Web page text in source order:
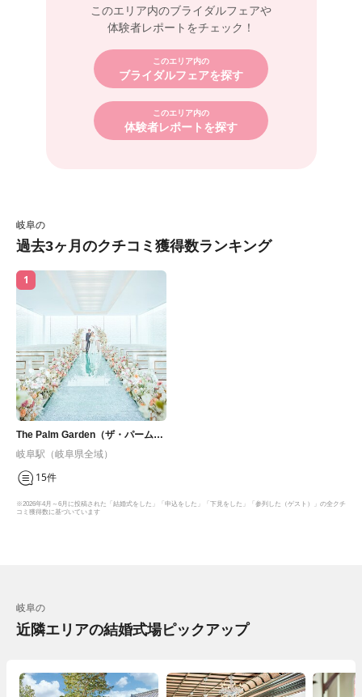
このエリア内のブライダルフェアや
体験者レポートをチェック！
このエリア内の
ブライダルフェアを探す
このエリア内の
体験者レポートを探す
岐阜の
過去3ヶ月のクチコミ獲得数ランキング
1
The Palm Garden（ザ・パーム
ガーデン）
岐阜駅（岐阜県全域）
15件
※2026年4月～6月に投稿された「結婚式をした」「申込をした」「下見をした」「参列した（ゲスト）」の全クチ
コミ獲得数に基づいています
岐阜の
近隣エリアの結婚式場ピックアップ